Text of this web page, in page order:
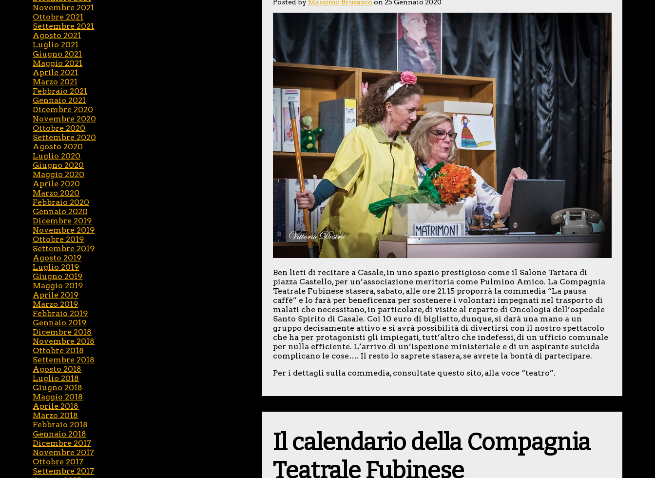
Posted by Massimo Brusasco on 25 Gennaio 2020
Ben lieti di recitare a Casale, in uno spazio prestigioso come il Salone Tartara di
piazza Castello, per un’associazione meritoria come Pulmino Amico. La Compagnia
Teatrale Fubinese stasera, sabato, alle ore 21.15 proporrà la commedia “La pausa
caffè” e lo farà per beneficenza per sostenere i volontari impegnati nel trasporto di
malati che necessitano, in particolare, di visite al reparto di Oncologia dell’ospedale
Santo Spirito di Casale. Coi 10 euro di biglietto, dunque, si darà una mano a un
gruppo decisamente attivo e si avrà possibilità di divertirsi con il nostro spettacolo
che ha per protagonisti gli impiegati, tutt’altro che indefessi, di un ufficio comunale
per nulla efficiente. L’arrivo di un’ispezione ministeriale e di un aspirante suicida
complicano le cose…. Il resto lo saprete stasera, se avrete la bontà di partecipare.
Per i dettagli sulla commedia, consultate questo sito, alla voce “teatro”.
Il calendario della Compagnia
Teatrale Fubinese
Novembre 2021
Ottobre 2021
Settembre 2021
Agosto 2021
Luglio 2021
Giugno 2021
Maggio 2021
Aprile 2021
Marzo 2021
Febbraio 2021
Gennaio 2021
Dicembre 2020
Novembre 2020
Ottobre 2020
Settembre 2020
Agosto 2020
Luglio 2020
Giugno 2020
Maggio 2020
Aprile 2020
Marzo 2020
Febbraio 2020
Gennaio 2020
Dicembre 2019
Novembre 2019
Ottobre 2019
Settembre 2019
Agosto 2019
Luglio 2019
Giugno 2019
Maggio 2019
Aprile 2019
Marzo 2019
Febbraio 2019
Gennaio 2019
Dicembre 2018
Novembre 2018
Ottobre 2018
Settembre 2018
Agosto 2018
Luglio 2018
Giugno 2018
Maggio 2018
Aprile 2018
Marzo 2018
Febbraio 2018
Gennaio 2018
Dicembre 2017
Novembre 2017
Ottobre 2017
Settembre 2017